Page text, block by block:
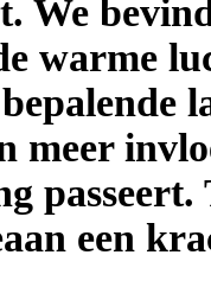
We
warme
meer
een